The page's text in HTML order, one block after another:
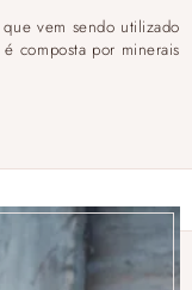
vem sendo utilizado
composta por minerais